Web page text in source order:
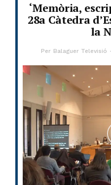
‘Memòria,
28a Càtedra
la
Per Balaguer Televisió